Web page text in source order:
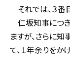
それでは、３番
仁坂知事につ
ますが、さらに
て、１年余りをか